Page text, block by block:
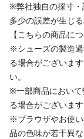
※弊社独自の採寸・
多少の誤差が生じ
【こちらの商品につ
※シューズの製造
る場合がございま
い。
※一部商品において
る場合がございます
※ブラウザやお使
品の色味が若干異